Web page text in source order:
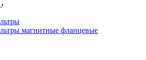
магнитные фланцевые